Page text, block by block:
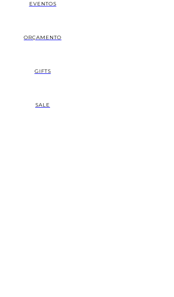
EVENTOS
ORÇAMENTO
GIFTS
SALE